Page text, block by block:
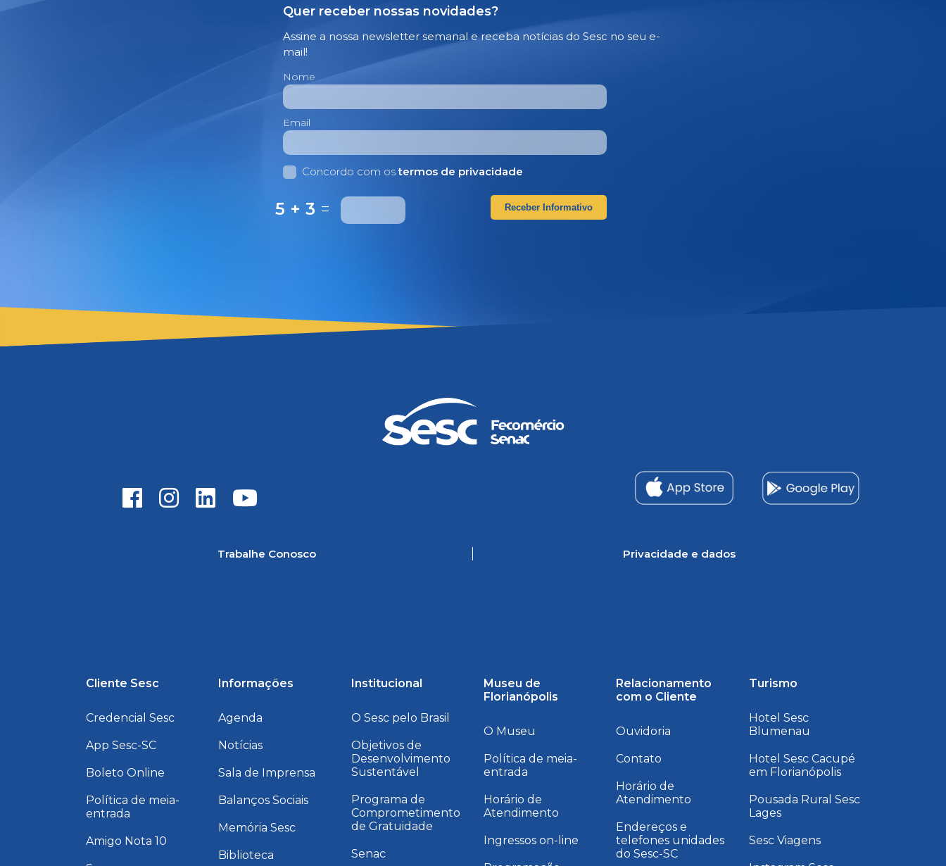
Quer receber nossas novidades?
Assine a nossa newsletter semanal e receba notícias do Sesc no seu e-
mail!
Nome
Email
Concordo com ostermos de privacidade
5 + 3 = Receber Informativo
Trabalhe Conosco Privacidade e dados
Cliente Sesc
Credencial Sesc
App Sesc-SC
Boleto Online
Política de meia-
entrada
Amigo Nota 10
Informações
Agenda
Notícias
Sala de Imprensa
Balanços Sociais
Memória Sesc
Biblioteca
Institucional
O Sesc pelo Brasil
Objetivos de
Desenvolvimento
Sustentável
Programa de
Comprometimento
de Gratuidade
Senac
Museu de
Florianópolis
O Museu
Política de meia-
entrada
Horário de
Atendimento
Ingressos on-line
Relacionamento
com o Cliente
Ouvidoria
Contato
Horário de
Atendimento
Endereços e
telefones unidades
do Sesc-SC
Turismo
Hotel Sesc
Blumenau
Hotel Sesc Cacupé
em Florianópolis
Pousada Rural Sesc
Lages
Sesc Viagens